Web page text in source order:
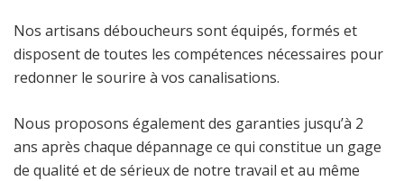
Nos artisans déboucheurs sont équipés, formés et
disposent de toutes les compétences nécessaires pour
redonner le sourire à vos canalisations.
Nous proposons également des garanties jusqu’à 2
ans après chaque dépannage ce qui constitue un gage
de qualité et de sérieux de notre travail et au même